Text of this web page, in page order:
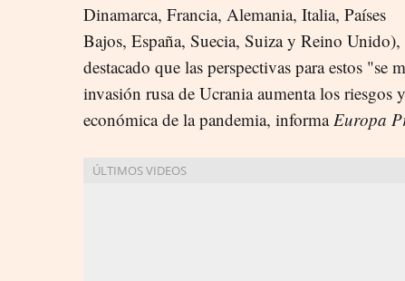
Dinamarca, Francia, Alemania, Italia, Países
Bajos, España, Suecia, Suiza y Reino
destacado que las perspectivas para estos "se
invasión rusa de Ucrania aumenta los riesgos
económica de la pandemia, informa Europa